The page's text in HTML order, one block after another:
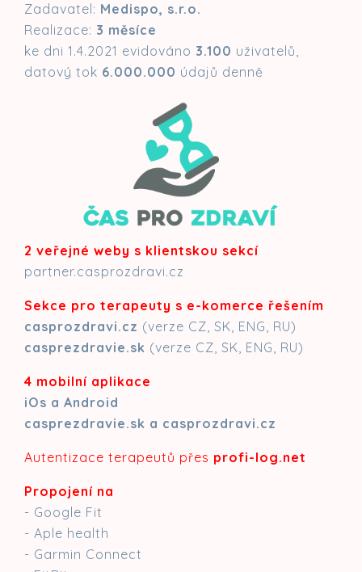
Zadavatel: Medispo, s.r.o.
Realizace: 3 měsíce
ke dni 1.4.2021 evidováno 3.100 uživatelů,
datový tok 6.000.000 údajů denně
2 veřejné weby s klientskou sekcí
partner.casprozdravi.cz
Sekce pro terapeuty s e-komerce řešením
casprozdravi.cz (verze CZ, SK, ENG, RU)
casprezdravie.sk (verze CZ, SK, ENG, RU)
4 mobilní aplikace
iOs a Android
casprezdravie.sk a casprozdravi.cz
Autentizace terapeutů přes profi-log.net
Propojení na
- Google Fit
- Aple health
- Garmin Connect